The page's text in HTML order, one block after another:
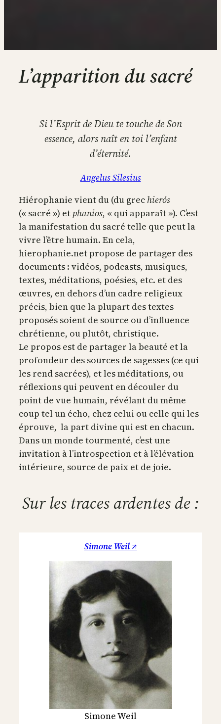
L’apparition du sacré
Si l’Esprit de Dieu te touche de Son
essence, alors naît en toi l’enfant
d’éternité.
Angelus Silesius
Hiérophanie vient du (du grec hierós
(« sacré ») et phanios, « qui apparaît »). C’est
la manifestation du sacré telle que peut la
vivre l’être humain. En cela,
hierophanie.net propose de partager des
documents : vidéos, podcasts, musiques,
textes, méditations, poésies, etc. et des
œuvres, en dehors d’un cadre religieux
précis, bien que la plupart des textes
proposés soient de source ou d’influence
chrétienne, ou plutôt, christique.
Le propos est de partager la beauté et la
profondeur des sources de sagesses (ce qui
les rend sacrées), et les méditations, ou
réflexions qui peuvent en découler du
point de vue humain, révélant du même
coup tel un écho, chez celui ou celle qui les
éprouve, la part divine qui est en chacun.
Dans un monde tourmenté, c’est une
invitation à l’introspection et à l’élévation
intérieure, source de paix et de joie.
Sur les traces ardentes de :
Simone Weil ↗
Simone Weil